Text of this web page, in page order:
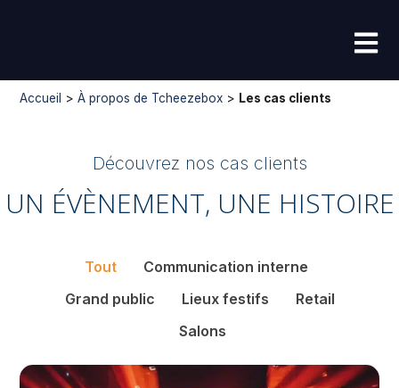
Accueil >À propos de Tcheezebox > Les cas clients
Découvrez nos cas clients
UN ÉVÈNEMENT, UNE HISTOIRE
Tout
Communication interne
Grand public
Lieux festifs
Retail
Salons